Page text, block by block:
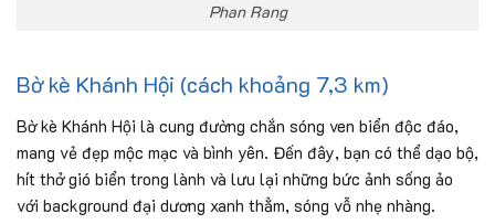
Phan Rang
Bờ kè Khánh Hội (cách khoảng 7,3 km)
Bờ kè Khánh Hội là cung đường chắn sóng ven biển độc đáo,
mang vẻ đẹp mộc mạc và bình yên. Đến đây, bạn có thể dạo bộ,
hít thở gió biển trong lành và lưu lại những bức ảnh sống ảo
với background đại dương xanh thẳm, sóng vỗ nhẹ nhàng.